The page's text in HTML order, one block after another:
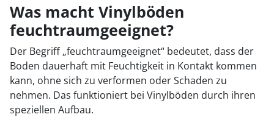
Was macht Vinylböden
feuchtraumgeeignet?
Der Begriff „feuchtraumgeeignet“ bedeutet, dass der
Boden dauerhaft mit Feuchtigkeit in Kontakt kommen
kann, ohne sich zu verformen oder Schaden zu
nehmen. Das funktioniert bei Vinylböden durch ihren
speziellen Aufbau.